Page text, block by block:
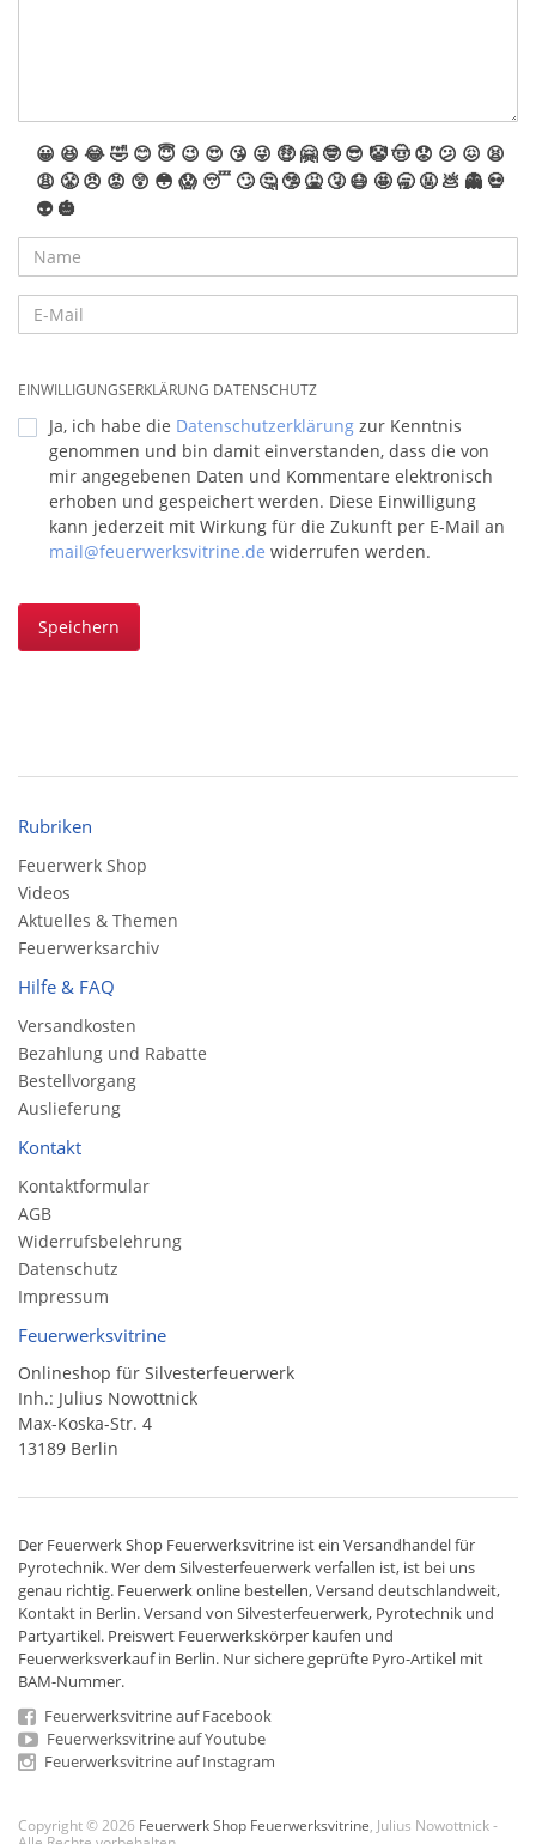
😀 😆 😂🤣 😊 😇 😉 😍 😘 😜 🤑 🤗 🤓 😎 🤡🤠 😟 😕 😖 😫
😩 😤 😠 😡 😲 😳 😱 😴 🙄 🤔 🤥 🤮 🤧 😷 🤩 🥱 🤬 💩 👻 💀
👽 🎃
EINWILLIGUNGSERKLÄRUNG DATENSCHUTZ
Ja, ich habe die Datenschutzerklärung zur Kenntnis
genommen und bin damit einverstanden, dass die von
mir angegebenen Daten und Kommentare elektronisch
erhoben und gespeichert werden. Diese Einwilligung
kann jederzeit mit Wirkung für die Zukunft per E-Mail an
mail@feuerwerksvitrine.de widerrufen werden.
Speichern
Rubriken
Feuerwerk Shop
Videos
Aktuelles & Themen
Feuerwerksarchiv
Hilfe & FAQ
Versandkosten
Bezahlung und Rabatte
Bestellvorgang
Auslieferung
Kontakt
Kontaktformular
AGB
Widerrufsbelehrung
Datenschutz
Impressum
Feuerwerksvitrine
Onlineshop für Silvesterfeuerwerk
Inh.: Julius Nowottnick
Max-Koska-Str. 4
13189 Berlin
Der Feuerwerk Shop Feuerwerksvitrine ist ein Versandhandelfür
Pyrotechnik. Wer dem Silvesterfeuerwerk verfallen ist, ist bei uns
genau richtig. Feuerwerk online bestellen,Versand deutschlandweit,
Kontakt in Berlin. Versand von Silvesterfeuerwerk, Pyrotechnik und
Partyartikel. Preiswert Feuerwerkskörper kaufen und
Feuerwerksverkauf in Berlin. Nur sichere geprüfte Pyro-Artikel mit
BAM-Nummer.
Feuerwerksvitrine auf Facebook
Feuerwerksvitrine auf Youtube
Feuerwerksvitrine auf Instagram
Copyright © 2026 Feuerwerk Shop Feuerwerksvitrine , Julius Nowottnick -